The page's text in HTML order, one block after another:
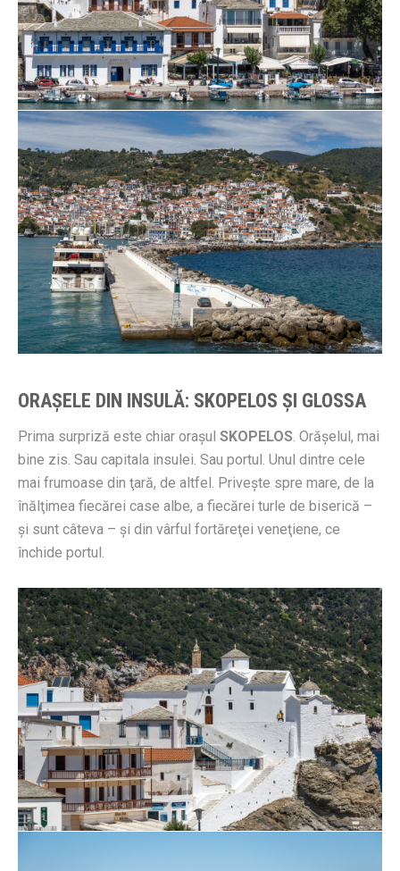
ORAŞELE DIN INSULĂ: SKOPELOS ŞI GLOSSA
Prima surpriză este chiar oraşul SKOPELOS. Orăşelul, mai
bine zis. Sau capitala insulei. Sau portul. Unul dintre cele
mai frumoase din ţară, de altfel. Priveşte spre mare, de la
înălţimea fiecărei case albe, a fiecărei turle de biserică –
şi sunt câteva – şi din vârful fortăreţei veneţiene, ce
închide portul.